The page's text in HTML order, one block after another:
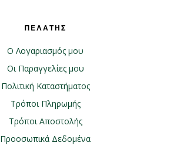
ΠΕΛΑΤΗΣ
Ο Λογαριασμός μου
Οι Παραγγελίες μου
Πολιτική Καταστήματος
Τρόποι Πληρωμής
Τρόποι Αποστολής
Προοσωπικά Δεδομένα